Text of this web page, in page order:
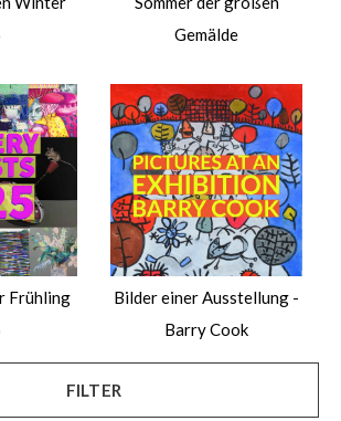
Gemälde
Frühling
Bilder einer Ausstellung -
Barry Cook
FILTER